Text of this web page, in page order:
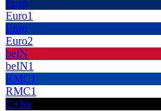
Euro
Euro1
Euro
Euro2
beIN
beIN1
RMC1
RMC1
C+Sp